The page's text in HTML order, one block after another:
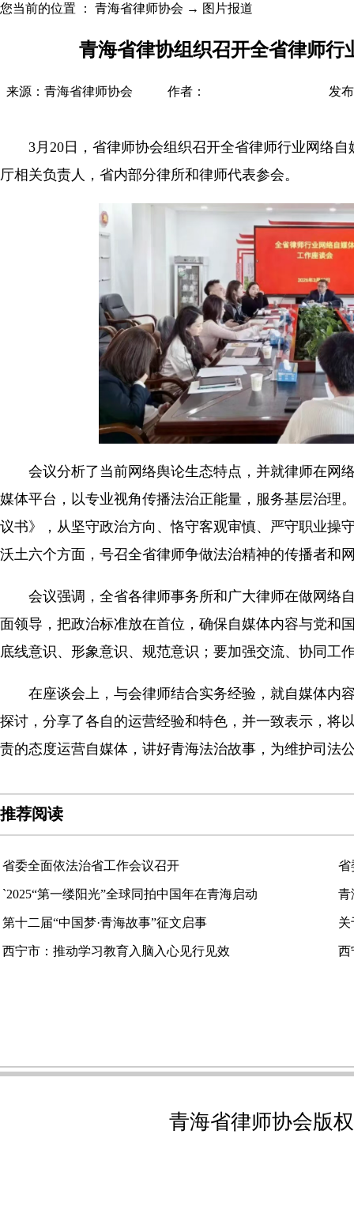
您当前的位置 ： 青海省律师协会 → 图片报道
青海省律协组织召开全省律师行
来源：青海省律师协会 作者： 发
3月20日，省律师协会组织召开全省律师行业网络自
厅相关负责人，省内部分律所和律师代表参会。
会议分析了当前网络舆论生态特点，并就律师在网
媒体平台，以专业视角传播法治正能量，服务基层治理
议书》，从坚守政治方向、恪守客观审慎、严守职业操
沃土六个方面，号召全省律师争做法治精神的传播者和
会议强调，全省各律师事务所和广大律师在做网络
面领导，把政治标准放在首位，确保自媒体内容与党和
底线意识、形象意识、规范意识；要加强交流、协同工
在座谈会上，与会律师结合实务经验，就自媒体内
探讨，分享了各自的运营经验和特色，并一致表示，将
责的态度运营自媒体，讲好青海法治故事，为维护司法
推荐阅读
省委全面依法治省工作会议召开 省
`2025“第一缕阳光”全球同拍中国年在青海启动 青
第十二届“中国梦·青海故事”征文启事 关
西宁市：推动学习教育入脑入心见行见效 西
青海省律师协会版